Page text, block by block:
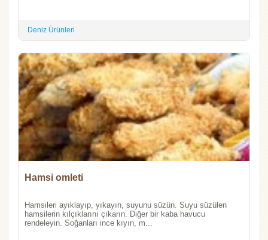
Deniz Ürünleri
Hamsi omleti
Hamsileri ayıklayıp, yıkayın, suyunu süzün. Suyu süzülen
hamsilerin kılçıklarını çıkarın. Diğer bir kaba havucu
rendeleyin. Soğanları ince kıyın, m...